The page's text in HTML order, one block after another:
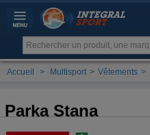
Accueil > Multisport > Vêtements >
Parka Stana